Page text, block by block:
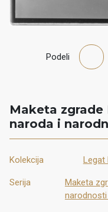
Podeli
Maketa
naroda i
Kolekcija Legat
Serija
Maketa